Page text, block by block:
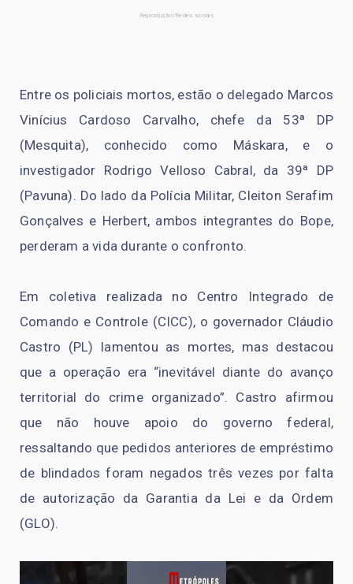
Reprodução/Redes sociais
Entre os policiais mortos, estão o delegado Marcos
Vinícius Cardoso Carvalho, chefe da 53ª DP
(Mesquita), conhecido como Máskara, e o
investigador Rodrigo Velloso Cabral, da 39ª DP
(Pavuna). Do lado da Polícia Militar, Cleiton Serafim
Gonçalves e Herbert, ambos integrantes do Bope,
perderam a vida durante o confronto.
Em coletiva realizada no Centro Integrado de
Comando e Controle (CICC), o governador Cláudio
Castro (PL) lamentou as mortes, mas destacou
que a operação era “inevitável diante do avanço
territorial do crime organizado”. Castro afirmou
que não houve apoio do governo federal,
ressaltando que pedidos anteriores de empréstimo
de blindados foram negados três vezes por falta
de autorização da Garantia da Lei e da Ordem
(GLO).